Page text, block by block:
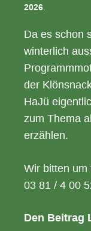
2026
Da es schon
winterlich
der
HaJü
zum Thema
erzählen.
Wir bitten um
03 81 / 4 00
Den Beitrag